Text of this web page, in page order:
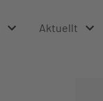
Aktuellt